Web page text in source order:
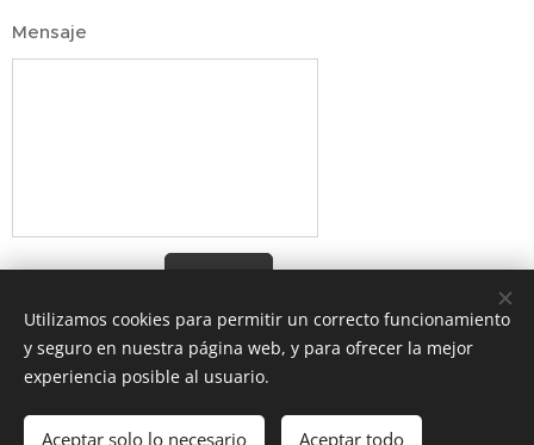
Mensaje
Av. Providencia 1650, Providencia, Región Metropolitana
Utilizamos cookies para permitir un correcto funcionamiento
y seguro en nuestra página web, y para ofrecer la mejor
experiencia posible al usuario.
Aceptar solo lo necesario Aceptar todo